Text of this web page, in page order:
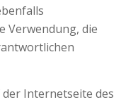
Verwendung, die
Internetseite des